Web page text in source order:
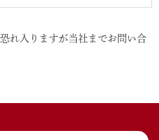
れ入りますが当社までお問い合